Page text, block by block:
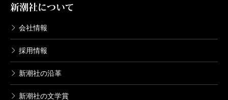
新潮社について
会社情報
採用情報
新潮社の沿革
新潮社の文学賞